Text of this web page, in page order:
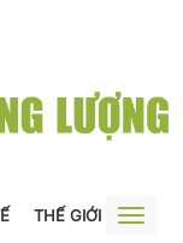
THẾ GIỚI
Toggle